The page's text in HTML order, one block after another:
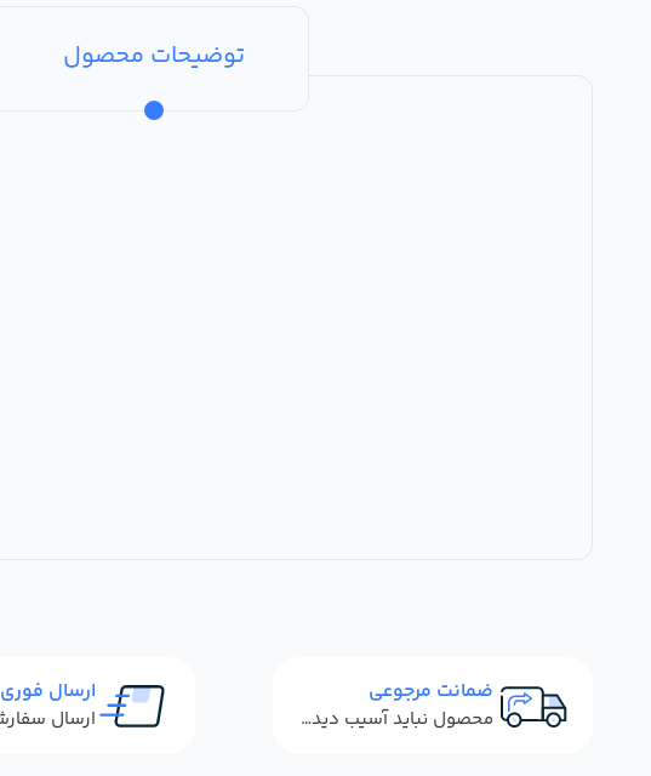
توضیحات محصول
ضمانت مرجوعی
محصول نباید آسیب دیده باشد
ارسال فوری